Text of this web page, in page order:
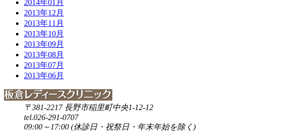
2014年01月
2013年12月
2013年11月
2013年10月
2013年09月
2013年08月
2013年07月
2013年06月
〒381-2217 長野市稲里町中央1-12-12
tel.026-291-0707
09:00～17:00 (休診日・祝祭日・年末年始を除く)